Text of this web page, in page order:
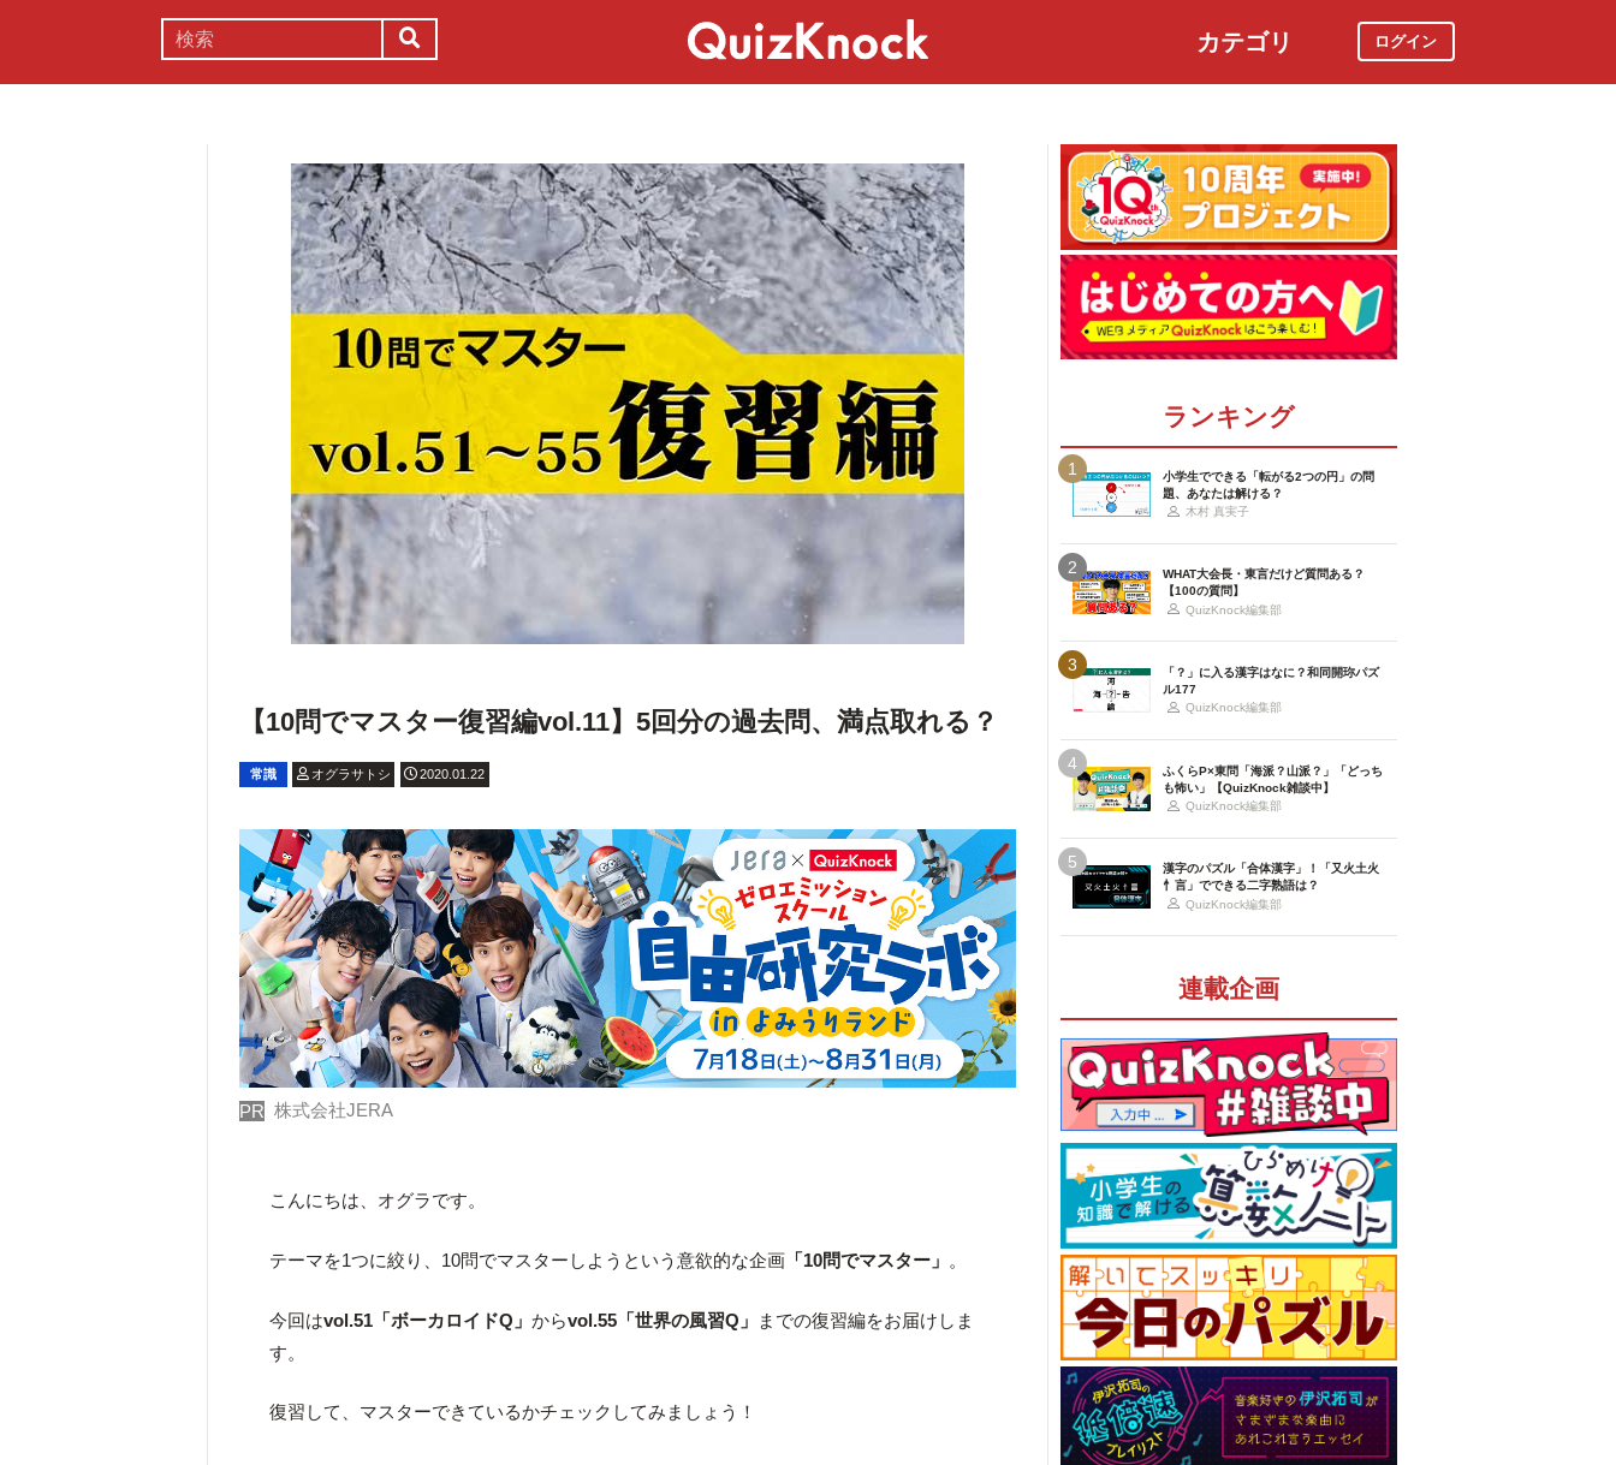
カテゴリ ログイン
【10問でマスター復習編vol.11】5回分の過去問、満点取れる？
常識 オグラサトシ 2020.01.22
PR 株式会社JERA
こんにちは、オグラです。
テーマを1つに絞り、10問でマスターしようという意欲的な企画 「10問でマスター」 。
今回はvol.51「ボーカロイドQ」からvol.55「世界の風習Q」
までの復習編をお届けしま
す。
復習して、マスターできているかチェックしてみましょう！
ランキング
1
小学生でできる「転がる2つの円」の問
題、あなたは解ける？
木村 真実子
2
WHAT大会長・東言だけど質問ある？
【100の質問】
QuizKnock編集部
3
「？」に入る漢字はなに？和同開珎パズ
ル177
QuizKnock編集部
4
ふくらP×東問「海派？山派？」「どっち
も怖い」【QuizKnock雑談中】
QuizKnock編集部
5
漢字のパズル「合体漢字」！「又火土火
忄言」でできる二字熟語は？
QuizKnock編集部
連載企画